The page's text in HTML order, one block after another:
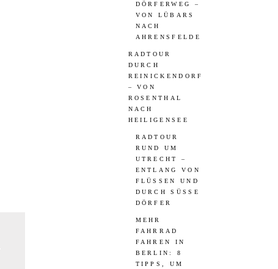
DÖRFERWEG –
VON LÜBARS
NACH
AHRENSFELDE
RADTOUR
DURCH
REINICKENDORF
– VON
ROSENTHAL
NACH
HEILIGENSEE
RADTOUR
RUND UM
UTRECHT –
ENTLANG VON
FLÜSSEN UND
DURCH SÜSSE D
ÖRFER
MEHR
FAHRRAD
FAHREN IN
BERLIN: 8
TIPPS, UM